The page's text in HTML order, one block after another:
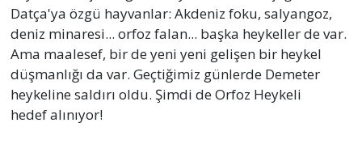
Datça'ya özgü hayvanlar: Akdeniz foku, salyangoz,
deniz minaresi... orfoz falan... başka heykeller de var.
Ama maalesef, bir de yeni yeni gelişen bir heykel
düşmanlığı da var. Geçtiğimiz günlerde Demeter
heykeline saldırı oldu. Şimdi de Orfoz Heykeli
hedef alınıyor!